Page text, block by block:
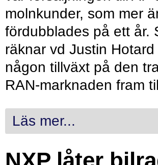
molnkunder, som mer
fördubblades på ett år.
räknar vd Justin
någon tillväxt på den
RAN-marknaden fram
Läs mer...